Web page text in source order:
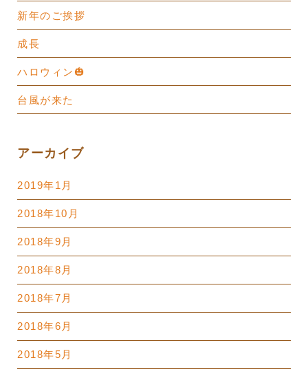
ン
新年のご挨拶
成長
ハロウィン🎃
台風が来た
アーカイブ
2019年1月
2018年10月
2018年9月
2018年8月
2018年7月
2018年6月
2018年5月